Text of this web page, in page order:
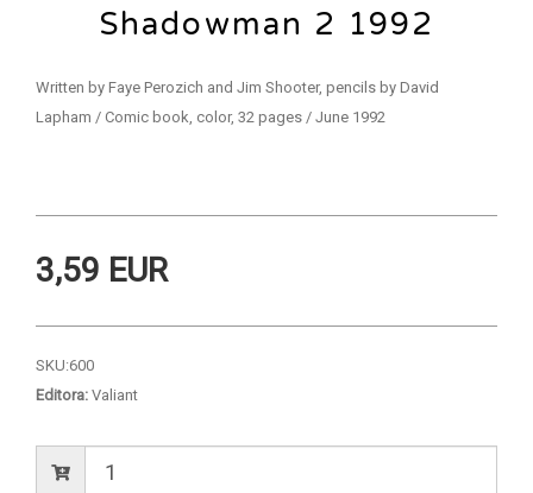
Shadowman 2 1992
Written by Faye Perozich and Jim Shooter, pencils by David
Lapham / Comic book, color, 32 pages / June 1992
3,59 EUR
SKU:600
Editora: Valiant